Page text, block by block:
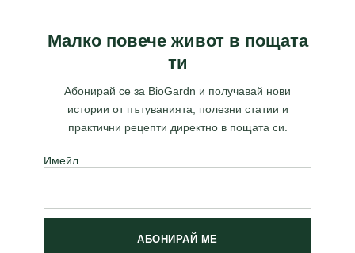
Малко повече живот в пощата
ти
Абонирай се за BioGardn и получавай нови
истории от пътуванията, полезни статии и
практични рецепти директно в пощата си.
Имейл
АБОНИРАЙ МЕ